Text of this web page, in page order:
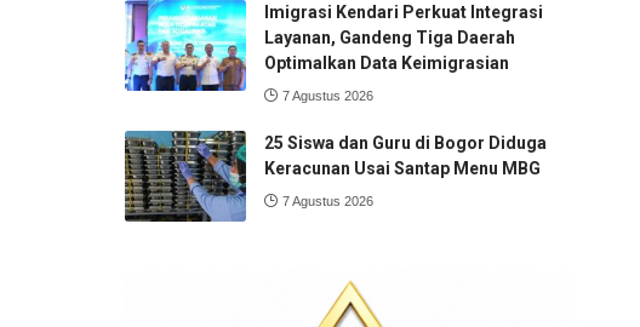
Imigrasi Kendari Perkuat Integrasi
Layanan, Gandeng Tiga Daerah
Optimalkan Data Keimigrasian
7 Agustus 2026
25 Siswa dan Guru di Bogor Diduga
Keracunan Usai Santap Menu MBG
7 Agustus 2026